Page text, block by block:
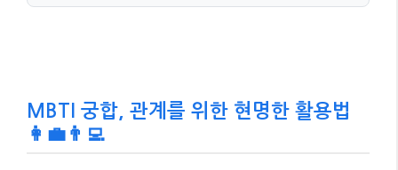
MBTI 궁합, 관계를 위한 현명한 활용법
👩‍💼👨‍💻